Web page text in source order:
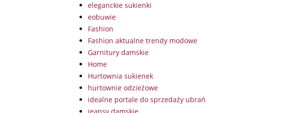
eleganckie sukienki
eobuwie
Fashion
Fashion aktualne trendy modowe
Garnitury damskie
Home
Hurtownia sukienek
hurtownie odzieżowe
idealne portale do sprzedaży ubrań